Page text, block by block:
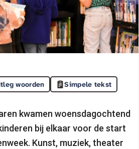
woorden Simpele tekst
kwamen woensdagochtend
bij elkaar voor de start
Kunst, muziek, theater